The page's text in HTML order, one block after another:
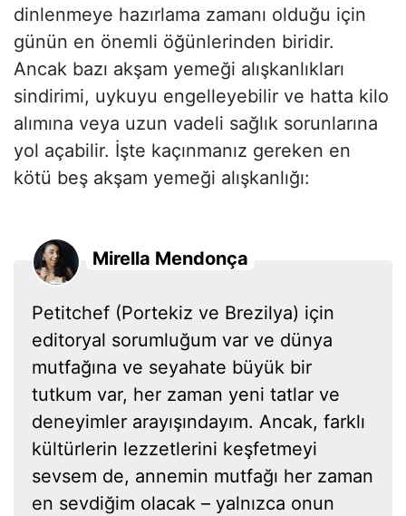
dinlenmeye hazırlama zamanı olduğu için
günün en önemli öğünlerinden biridir.
Ancak bazı akşam yemeği alışkanlıkları
sindirimi, uykuyu engelleyebilir ve hatta kilo
alımına veya uzun vadeli sağlık sorunlarına
yol açabilir. İşte kaçınmanız gereken en
kötü beş akşam yemeği alışkanlığı:
Mirella Mendonça
Petitchef (Portekiz ve Brezilya) için
editoryal sorumluğum var ve dünya
mutfağına ve seyahate büyük bir
tutkum var, her zaman yeni tatlar ve
deneyimler arayışındayım. Ancak, farklı
kültürlerin lezzetlerini keşfetmeyi
sevsem de, annemin mutfağı her zaman
en sevdiğim olacak – yalnızca onun